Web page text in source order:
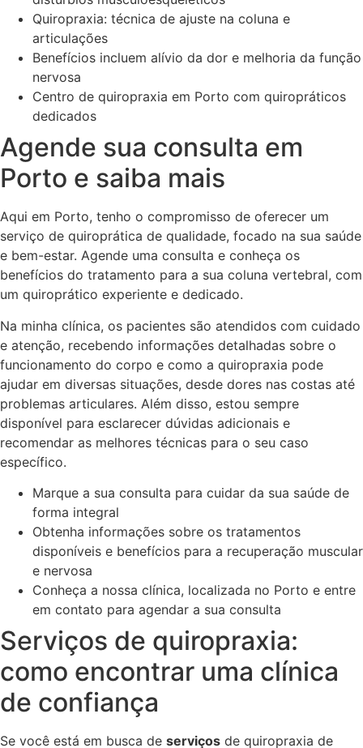
Quiropraxia: técnica de ajuste na coluna e
articulações
Benefícios incluem alívio da dor e melhoria da função
nervosa
Centro de quiropraxia em Porto com quiropráticos
dedicados
Agende sua consulta em
Porto e saiba mais
Aqui em Porto, tenho o compromisso de oferecer um
serviço de quiroprática de qualidade, focado na sua saúde
e bem-estar. Agende uma consulta e conheça os
benefícios do tratamento para a sua coluna vertebral, com
um quiroprático experiente e dedicado.
Na minha clínica, os pacientes são atendidos com cuidado
e atenção, recebendo informações detalhadas sobre o
funcionamento do corpo e como a quiropraxia pode
ajudar em diversas situações, desde dores nas costas até
problemas articulares. Além disso, estou sempre
disponível para esclarecer dúvidas adicionais e
recomendar as melhores técnicas para o seu caso
específico.
Marque a sua consulta para cuidar da sua saúde de
forma integral
Obtenha informações sobre os tratamentos
disponíveis e benefícios para a recuperação muscular
e nervosa
Conheça a nossa clínica, localizada no Porto e entre
em contato para agendar a sua consulta
Serviços de quiropraxia:
como encontrar uma clínica
de confiança
Se você está em busca de serviços de quiropraxia de